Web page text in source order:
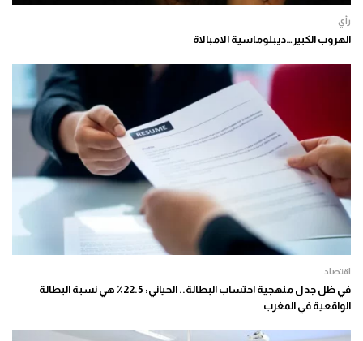
رأي
الهروب الكبير…ديبلوماسية الامبالاة
اقتصاد
في ظل جدل منهجية احتساب البطالة.. الحياني: 22.5٪ هي نسبة البطالة
الواقعية في المغرب